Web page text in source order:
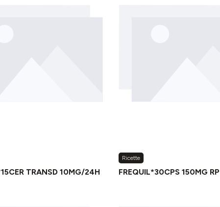
TRANSD 10MG/24H
Ricette
FREQUIL*30CPS 150MG RP